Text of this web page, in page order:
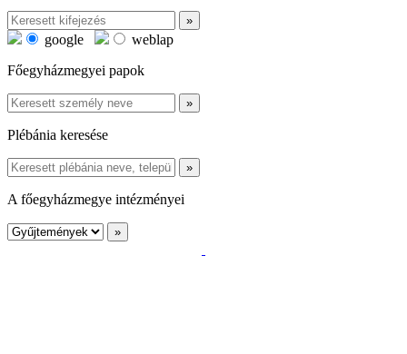
google
weblap
Főegyházmegyei papok
Plébánia keresése
A főegyházmegye intézményei